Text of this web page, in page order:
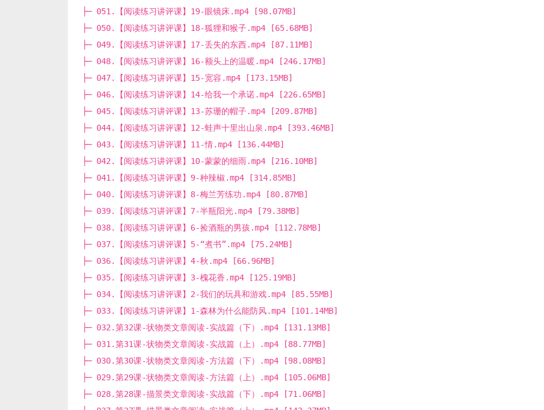
├─ 051.【阅读练习讲评课】19-眼镜床.mp4 [98.07MB]
├─ 050.【阅读练习讲评课】18-狐狸和猴子.mp4 [65.68MB]
├─ 049.【阅读练习讲评课】17-丢失的东西.mp4 [87.11MB]
├─ 048.【阅读练习讲评课】16-额头上的温暖.mp4 [246.17MB]
├─ 047.【阅读练习讲评课】15-宽容.mp4 [173.15MB]
├─ 046.【阅读练习讲评课】14-给我一个承诺.mp4 [226.65MB]
├─ 045.【阅读练习讲评课】13-苏珊的帽子.mp4 [209.87MB]
├─ 044.【阅读练习讲评课】12-蛙声十里出山泉.mp4 [393.46MB]
├─ 043.【阅读练习讲评课】11-情.mp4 [136.44MB]
├─ 042.【阅读练习讲评课】10-蒙蒙的细雨.mp4 [216.10MB]
├─ 041.【阅读练习讲评课】9-种辣椒.mp4 [314.85MB]
├─ 040.【阅读练习讲评课】8-梅兰芳练功.mp4 [80.87MB]
├─ 039.【阅读练习讲评课】7-半瓶阳光.mp4 [79.38MB]
├─ 038.【阅读练习讲评课】6-捡酒瓶的男孩.mp4 [112.78MB]
├─ 037.【阅读练习讲评课】5-“煮书”.mp4 [75.24MB]
├─ 036.【阅读练习讲评课】4-秋.mp4 [66.96MB]
├─ 035.【阅读练习讲评课】3-槐花香.mp4 [125.19MB]
├─ 034.【阅读练习讲评课】2-我们的玩具和游戏.mp4 [85.55MB]
├─ 033.【阅读练习讲评课】1-森林为什么能防风.mp4 [101.14MB]
├─ 032.第32课-状物类文章阅读-实战篇（下）.mp4 [131.13MB]
├─ 031.第31课-状物类文章阅读-实战篇（上）.mp4 [88.77MB]
├─ 030.第30课-状物类文章阅读-方法篇（下）.mp4 [98.08MB]
├─ 029.第29课-状物类文章阅读-方法篇（上）.mp4 [105.06MB]
├─ 028.第28课-描景类文章阅读-实战篇（下）.mp4 [71.06MB]